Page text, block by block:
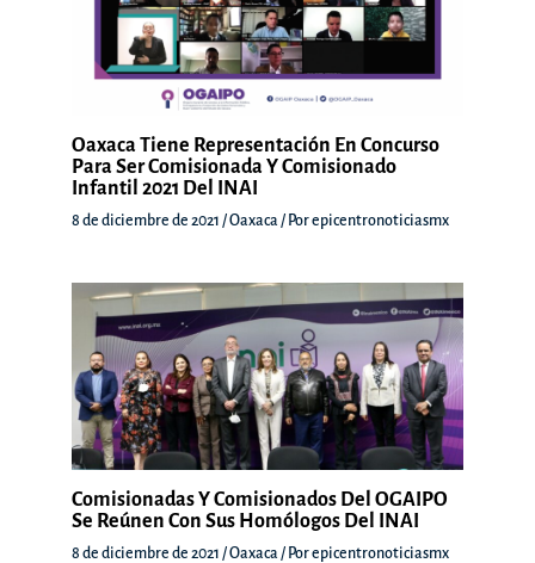
Oaxaca Tiene Representación En Concurso
Para Ser Comisionada Y Comisionado
Infantil 2021 Del INAI
8 de diciembre de 2021 /Oaxaca / Porepicentronoticiasmx
Comisionadas Y Comisionados Del OGAIPO
Se Reúnen Con Sus Homólogos Del INAI
8 de diciembre de 2021 /Oaxaca / Porepicentronoticiasmx